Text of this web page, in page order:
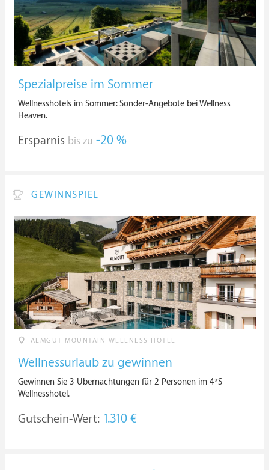
Spezialpreise im Sommer
Wellnesshotels im Sommer: Sonder-Angebote bei Wellness
Heaven.
Ersparnis bis zu -20 %
GEWINNSPIEL
ALMGUT MOUNTAIN WELLNESS HOTEL
Wellnessurlaub zu gewinnen
Gewinnen Sie 3 Übernachtungen für 2 Personen im 4*S
Wellnesshotel.
Gutschein-Wert: 1.310 €